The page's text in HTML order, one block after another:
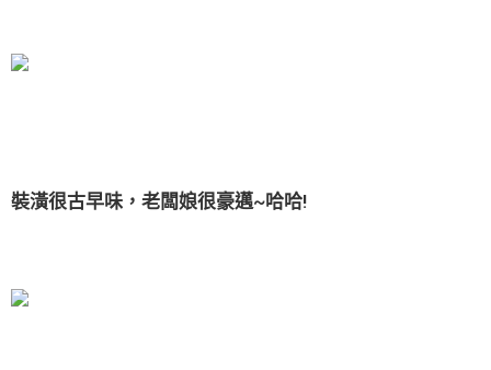
裝潢很古早味，老闆娘很豪邁~哈哈!